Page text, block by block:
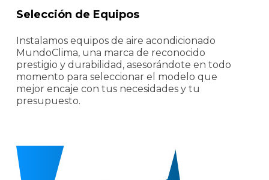
Selección de Equipos
Instalamos equipos de aire acondicionado
MundoClima, una marca de reconocido
prestigio y durabilidad, asesorándote en todo
momento para seleccionar el modelo que
mejor encaje con tus necesidades y tu
presupuesto.